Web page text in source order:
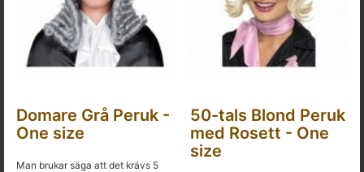
Domare Grå Peruk -
One size
Man brukar säga att det krävs 5
50-tals Blond Peruk
med Rosett - One
size